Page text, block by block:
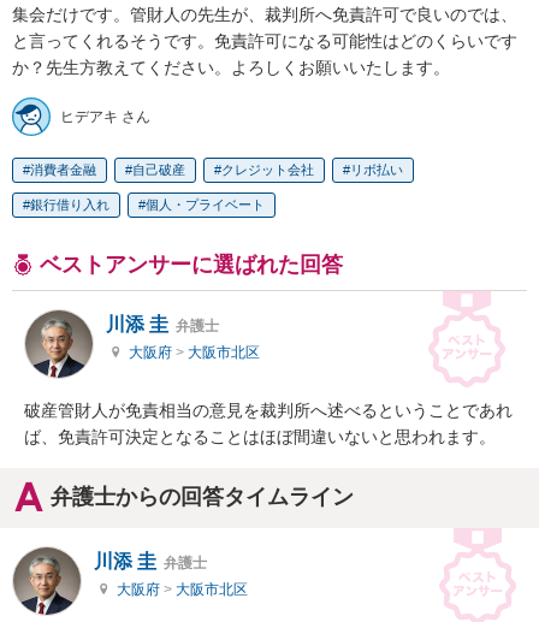
集会だけです。管財人の先生が、裁判所へ免責許可で良いのでは、
と言ってくれるそうです。免責許可になる可能性はどのくらいです
か？先生方教えてください。よろしくお願いいたします。
ヒデアキ さん
消費者金融 自己破産 クレジット会社 リボ払い
銀行借り入れ 個人・プライベート
ベストアンサーに選ばれた回答
川添 圭 弁護士
大阪府 > 大阪市北区
破産管財人が免責相当の意見を裁判所へ述べるということであれ
ば、免責許可決定となることはほぼ間違いないと思われます。
弁護士からの回答タイムライン
川添 圭 弁護士
大阪府 > 大阪市北区